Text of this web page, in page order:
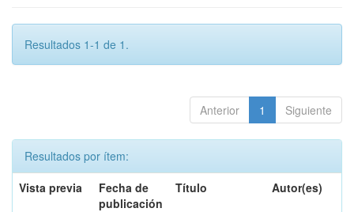
Resultados 1-1 de 1.
Anterior 1 Siguiente
Resultados por ítem:
Vista previa
Fecha de
publicación
Título Autor(es)